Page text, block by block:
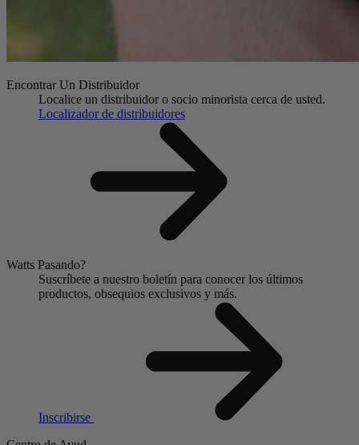
Encontrar Un Distribuidor
Localice un distribuidor o socio minorista cerca de usted.
Localizador de distribuidores
Watts Pasando?
Suscríbete a nuestro boletín para conocer los últimos
productos, obsequios exclusivos y más.
Inscribirse